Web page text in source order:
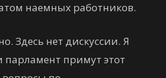
наемных работников.
Здесь нет дискуссии. Я
примут этот